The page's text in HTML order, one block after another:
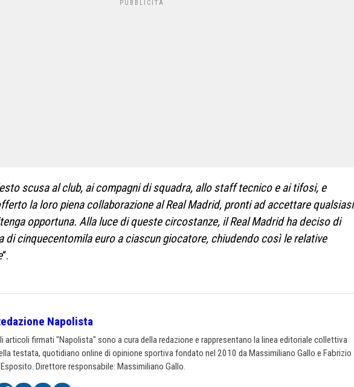
scusa al club, ai compagni di squadra, allo staff tecnico e ai tifosi, e
la loro piena collaborazione al Real Madrid, pronti ad accettare qualsiasi
opportuna. Alla luce di queste circostanze, il Real Madrid ha deciso di
di cinquecentomila euro a ciascun giocatore, chiudendo così le relative
“.
Napolista
articoli firmati "Napolista" sono a cura della redazione e rappresentano la linea editoriale collettiva
testata, quotidiano online di opinione sportiva fondato nel 2010 da Massimiliano Gallo e Fabrizio
Direttore responsabile: Massimiliano Gallo.